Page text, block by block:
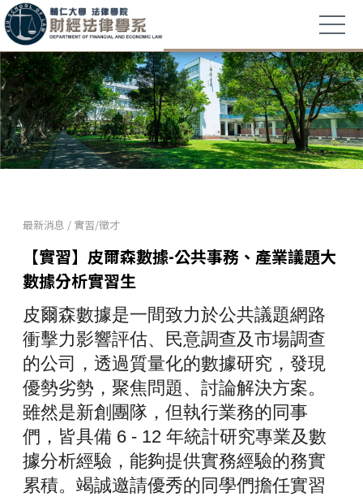
最新消息 / 實習/徵才
【實習】皮爾森數據-公共事務、產業議題大
數據分析實習生
皮爾森數據是一間致力於公共議題網路
衝擊力影響評估、
民意調查及市場調查
的公司，透過質量化的數據研究， 發現
優勢劣勢，聚焦問題、討論解決方案。
雖然是新創團隊， 但執行業務的同事
們，皆具備 6 - 12 年統計研究專業及數
據分析經驗，能夠提供實務經驗的務實
累積。 竭誠邀請優秀的同學們擔任實習